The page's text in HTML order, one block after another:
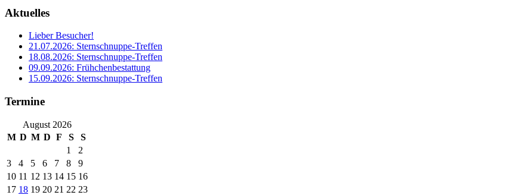
Aktuelles
Lieber Besucher!
21.07.2026: Sternschnuppe-Treffen
18.08.2026: Sternschnuppe-Treffen
09.09.2026: Frühchenbestattung
15.09.2026: Sternschnuppe-Treffen
Termine
August 2026
M D M D F S S
1
2
3
4 5 6 7 8
9
10 11 12 13 14 15 16
17 18 19 20 21 22 23